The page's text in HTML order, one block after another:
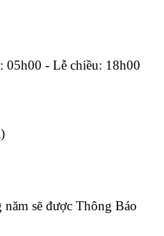
- Lễ chiều: 18h00
sẽ được Thông Báo